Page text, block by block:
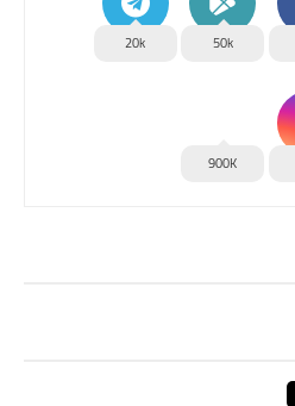
50k
20k
900K